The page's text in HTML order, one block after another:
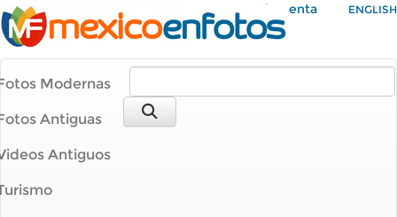
Mi Cuenta ENGLISH
Modernas
Antiguas
Antiguos